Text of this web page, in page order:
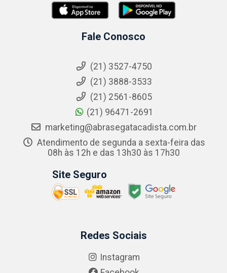
Fale Conosco
(21) 3527-4750
(21) 3888-3533
(21) 2561-8605
(21) 96471-2691
marketing@abrasegatacadista.com.br
Atendimento de segunda a sexta-feira das
08h às 12h e das 13h30 às 17h30
Site Seguro
Redes Sociais
Instagram